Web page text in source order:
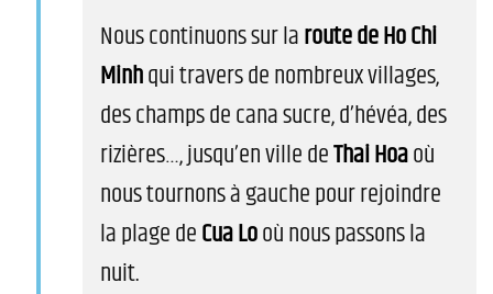
Nous continuons sur laroute de Ho Chi
Minhqui travers de nombreux villages,
des champs de cana sucre, d’hévéa, des
rizières…, jusqu’en ville deThai Hoaoù
nous tournons à gauche pour rejoindre
la plage deCua Looù nous passons la
nuit.